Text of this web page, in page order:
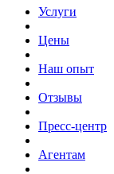
Услуги
Цены
Наш опыт
Отзывы
Пресс-центр
Агентам